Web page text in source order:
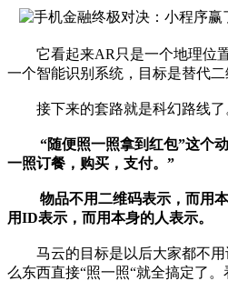
它看起来AR只是一个地理位置
一个智能识别系统，目标是替代二
接下来的套路就是科幻路线了
“随便照一照拿到红包”这个
一照订餐，购买，支付。”
物品不用二维码表示，而用
用ID表示，而用本身的人表示。
马云的目标是以后大家都不用
么东西直接“照一照“就全搞定了